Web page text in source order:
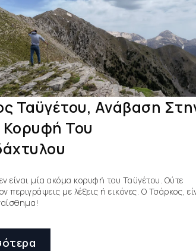
Ταϋγέτου, Ανάβαση
Του
είναι μία ακόμα κορυφή του Ταϋγέτου. Ούτε
περιγράψεις με λέξεις ή εικόνες. Ο Τσάρκος,